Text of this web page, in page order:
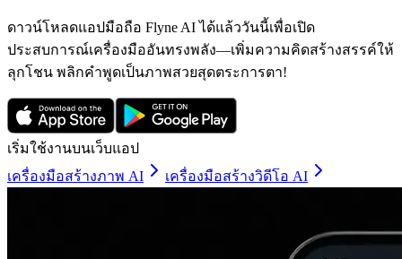
ดาวน์โหลดแอปมือถือ Flyne AI ได้แล้ววันนี้เพื่อเปิด
ประสบการณ์เครื่องมืออันทรงพลัง—เพิ่มความคิดสร้างสรรค์ให้
ลุกโชน พลิกคำพูดเป็นภาพสวยสุดตระการตา!
เริ่มใช้งานบนเว็บแอป
เครื่องมือสร้างภาพ AI
เครื่องมือสร้างวิดีโอ AI